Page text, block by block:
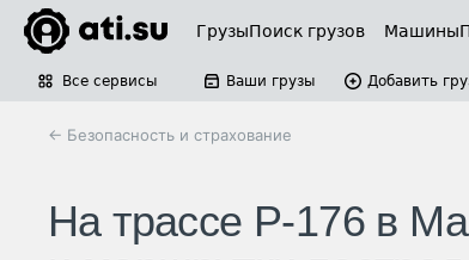
ГрузыПоиск грузов Машины
Все сервисы Ваши грузы Добавить
← Безопасность и страхование
На трассе Р-176 в